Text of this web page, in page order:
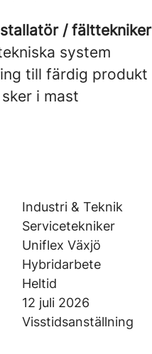
/ fälttekniker
system
till färdig produkt
i mast
Industri & Teknik
Servicetekniker
Uniflex Växjö
Hybridarbete
Heltid
12 juli 2026
Visstidsanställning